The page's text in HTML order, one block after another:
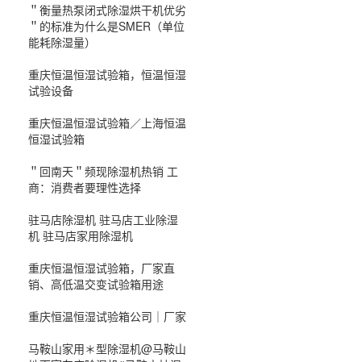
＂衡量热泵闭式除湿烘干机优劣
＂的标准为什么是SMER（单位
能耗除湿量）
重庆恒温恒湿试验箱，恒温恒湿
试验设备
重庆恒温恒湿试验箱／上海恒温
恒湿试验箱
＂回南天＂频现除湿机热销 工
商：消费者要理性选择
驻马店除湿机 驻马店工业除湿
机 驻马店家用除湿机
重庆恒温恒湿试验箱，厂家直
销、高低温交变试验箱用途
重庆恒温恒湿试验箱公司｜厂家
马鞍山家用＊型除湿机@马鞍山